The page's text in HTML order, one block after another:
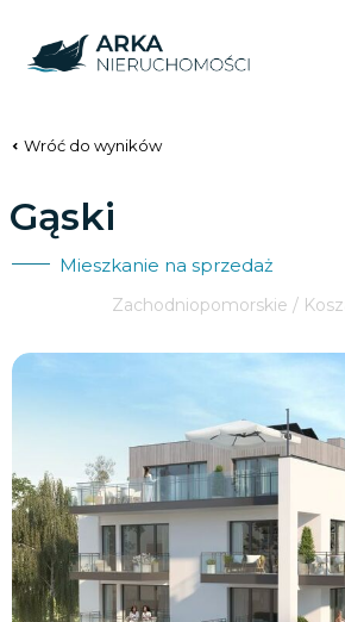
Wróć do wyników
Gąski
Mieszkanie na sprzedaż
Zachodniopomorskie /